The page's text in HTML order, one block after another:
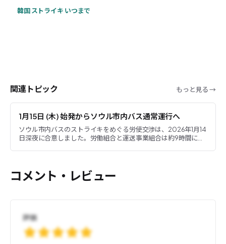
韓国 ストライキ いつまで
関連トピック もっと見る →
1月15日 (木) 始発からソウル市内バス通常運行へ
ソウル市内バスのストライキをめぐる労使交渉は、2026年1月14
日深夜に合意しました。労働組合と運送事業組合は約9時間にわ
コメント・レビュー
評価